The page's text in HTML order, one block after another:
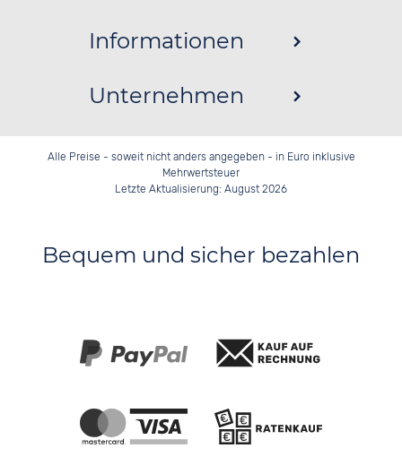
Informationen
Unternehmen
Alle Preise - soweit nicht anders angegeben - in Euro inklusive
Mehrwertsteuer
Letzte Aktualisierung: August 2026
Bequem und sicher bezahlen